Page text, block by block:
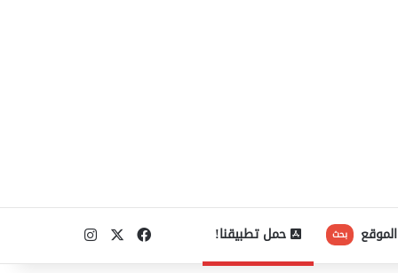
بحث حمل تطبيقنا! فيسبوكانستقرام